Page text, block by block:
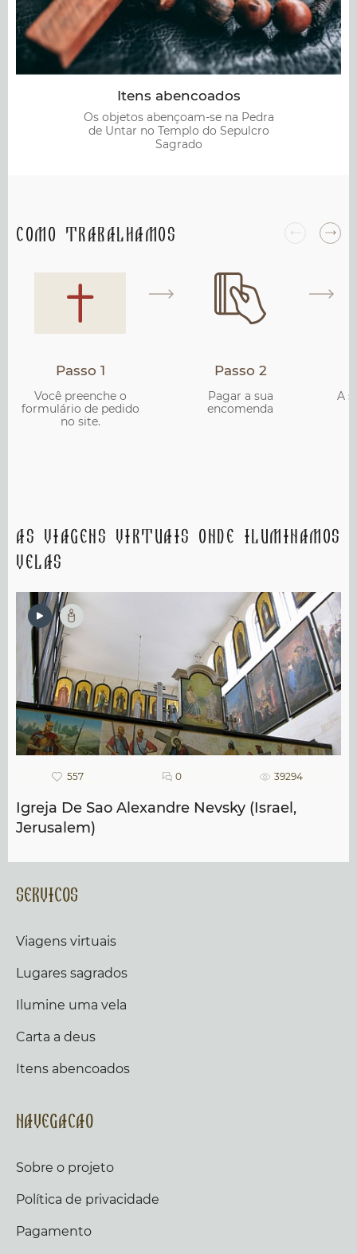
Itens abencoados
Os objetos abençoam-se na Pedra
de Untar no Templo do Sepulcro
Sagrado
Como trabalhamos
Passo 1
Você preenche o
formulário de pedido
no site.
Passo 2
Pagar a sua
encomenda
A
As viagens virtuais onde iluminamos
velas
557 0 39294
Igreja De Sao Alexandre Nevsky (Israel,
Jerusalem)
Servicos
Viagens virtuais
Lugares sagrados
Ilumine uma vela
Carta a deus
Itens abencoados
Navegacao
Sobre o projeto
Política de privacidade
Pagamento